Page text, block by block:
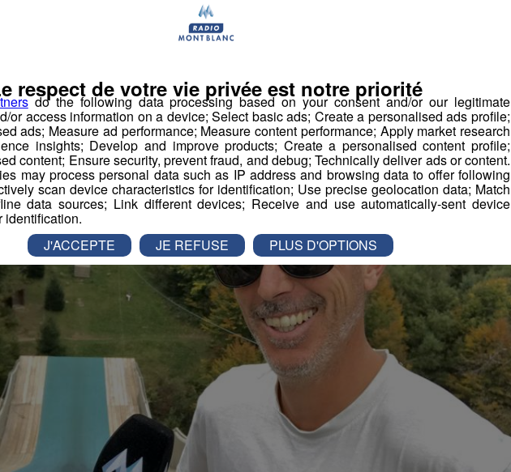
27 juin 2018 à 10h00
Animation La Matinale des Super Lève-Tôt Découverte
do the following data processing based on your consent and/or our legitimate
or access information on a device; Select basic ads; Create a personalised ads profile;
ads; Measure ad performance; Measure content performance; Apply market research
insights; Develop and improve products; Create a personalised content profile;
content; Ensure security, prevent fraud, and debug; Technically deliver ads or content.
may process personal data such as IP address and browsing data to offer following
scan device characteristics for identification; Use precise geolocation data; Match
data sources; Link different devices; Receive and use automatically-sent device
identification.
respect de votre vie privée est notre priorité
J'ACCEPTE JE REFUSE PLUS D'OPTIONS